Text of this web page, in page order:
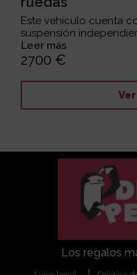
Este vehículo cuenta
suspensión
Leer más
2700 €
Los regalos